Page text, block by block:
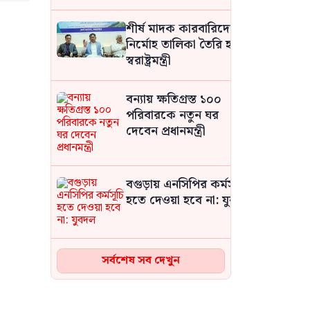
কাদের সিদ্দিকী
শীর্ষ মাদক কারবারিদের
নির্মোহ তালিকা তৈরি হচ্ছে:
স্বরাষ্ট্রমন্ত্রী
বন্যায় ক্ষতিগ্রস্ত ১০০
পরিবারকে নতুন ঘর
দেবেন প্রধানমন্ত্রী
বগুড়ায় এনসিপির কর্মসূচি
হতে দেওয়া হবে না: যুবদল
সিলেটে দুই বাসের
মুখোমুখি সংঘর্ষে নিহত ৮
সর্বশেষ সব দেখুন